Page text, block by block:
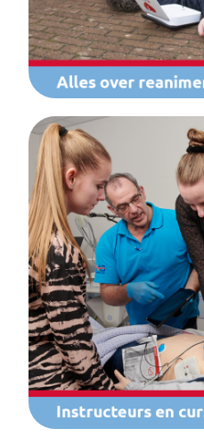
Erkende
Om als instructeur
mogen geven die
Reanimatie Raad
moet je een
één van de